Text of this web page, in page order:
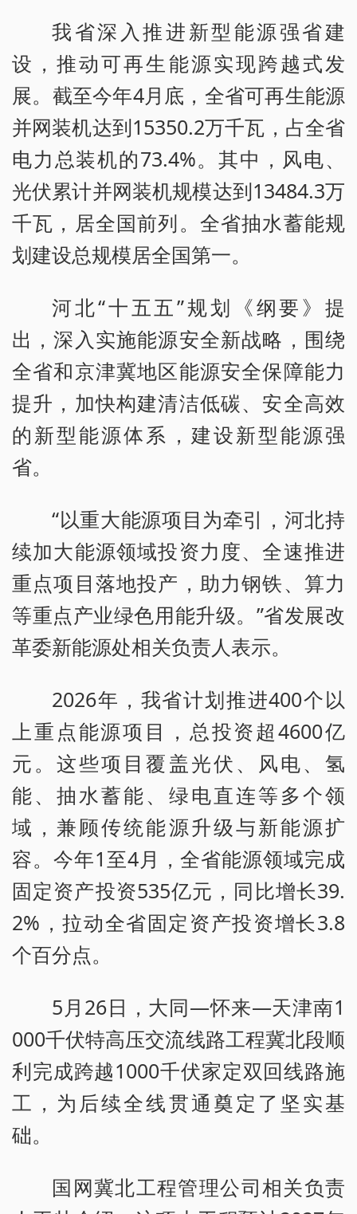
我省深入推进新型能源强省建
设，推动可再生能源实现跨越式发
展。截至今年4月底，全省可再生能源
并网装机达到15350.2万千瓦，占全省
电力总装机的73.4%。其中，风电、
光伏累计并网装机规模达到13484.3万
千瓦，居全国前列。全省抽水蓄能规
划建设总规模居全国第一。
河北“十五五”规划《纲要》提
出，深入实施能源安全新战略，围绕
全省和京津冀地区能源安全保障能力
提升，加快构建清洁低碳、安全高效
的新型能源体系，建设新型能源强
省。
“以重大能源项目为牵引，河北持
续加大能源领域投资力度、全速推进
重点项目落地投产，助力钢铁、算力
等重点产业绿色用能升级。”省发展改
革委新能源处相关负责人表示。
2026年，我省计划推进400个以
上重点能源项目，总投资超4600亿
元。这些项目覆盖光伏、风电、氢
能、抽水蓄能、绿电直连等多个领
域，兼顾传统能源升级与新能源扩
容。今年1至4月，全省能源领域完成
固定资产投资535亿元，同比增长39.
2%，拉动全省固定资产投资增长3.8
个百分点。
5月26日，大同—怀来—天津南1
000千伏特高压交流线路工程冀北段顺
利完成跨越1000千伏家定双回线路施
工，为后续全线贯通奠定了坚实基
础。
国网冀北工程管理公司相关负责